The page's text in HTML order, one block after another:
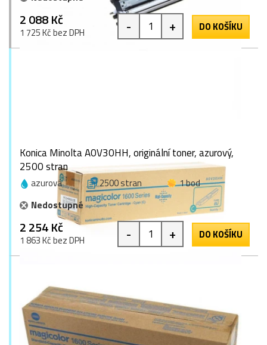
2 088 Kč
1 725 Kč bez DPH - + DO KOŠÍKU
Konica Minolta A0V30HH, originální toner, azurový,
2500 stran
azurová 2500 stran
1 bod
Nedostupné
2 254 Kč
1 863 Kč bez DPH - + DO KOŠÍKU